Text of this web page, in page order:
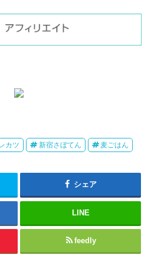
カツ 新宿さぼてん 麦ごはん
シェア
LINE
feedly